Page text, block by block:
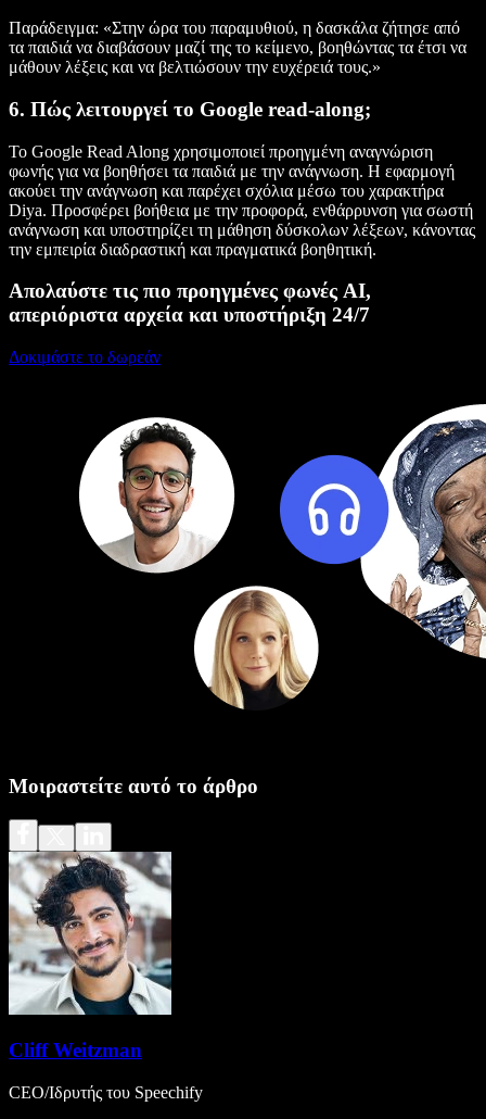
Παράδειγμα: «Στην ώρα του παραμυθιού, η δασκάλα ζήτησε από
τα παιδιά να διαβάσουν μαζί της το κείμενο, βοηθώντας τα έτσι να
μάθουν λέξεις και να βελτιώσουν την ευχέρειά τους.»
6. Πώς λειτουργεί το Google read-along;
Το Google Read Along χρησιμοποιεί προηγμένη αναγνώριση
φωνής για να βοηθήσει τα παιδιά με την ανάγνωση. Η εφαρμογή
ακούει την ανάγνωση και παρέχει σχόλια μέσω του χαρακτήρα
Diya. Προσφέρει βοήθεια με την προφορά, ενθάρρυνση για σωστή
ανάγνωση και υποστηρίζει τη μάθηση δύσκολων λέξεων, κάνοντας
την εμπειρία διαδραστική και πραγματικά βοηθητική.
Απολαύστε τις πιο προηγμένες φωνές AI,
απεριόριστα αρχεία και υποστήριξη 24/7
Δοκιμάστε το δωρεάν
Μοιραστείτε αυτό το άρθρο
Cliff Weitzman
CEO/Ιδρυτής του Speechify